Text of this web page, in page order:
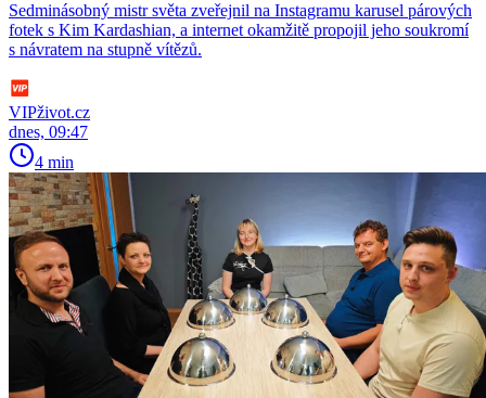
Sedminásobný mistr světa zveřejnil na Instagramu karusel párových
fotek s Kim Kardashian, a internet okamžitě propojil jeho soukromí
s návratem na stupně vítězů.
VIPživot.cz
dnes, 09:47
4 min